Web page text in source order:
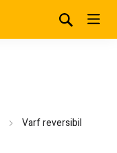
Varf reversibil